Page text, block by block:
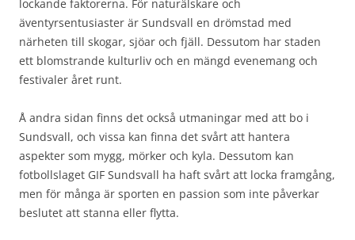
lockande faktorerna. För naturälskare och
äventyrsentusiaster är Sundsvall en drömstad med
närheten till skogar, sjöar och fjäll. Dessutom har staden
ett blomstrande kulturliv och en mängd evenemang och
festivaler året runt.
Å andra sidan finns det också utmaningar med att bo i
Sundsvall, och vissa kan finna det svårt att hantera
aspekter som mygg, mörker och kyla. Dessutom kan
fotbollslaget GIF Sundsvall ha haft svårt att locka framgång,
men för många är sporten en passion som inte påverkar
beslutet att stanna eller flytta.